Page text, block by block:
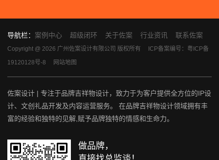
导航栏： 案例中心 超级闭环 关于佐案 行业资讯 联系佐案
Copyright @ 2026 广州佐案设计有限公司 版权所有
ICP备案编号：粤ICP备
19120128号-8
网站地图
佐案设计 | 专注于品牌吉祥物设计，致力于为客户提供全方位的IP设
计、文创礼品开发及内容运营服务。 在品牌吉祥物设计领域拥有丰
富的经验和独特的见解,赋予品牌独特的情感和生命力。
做品牌，